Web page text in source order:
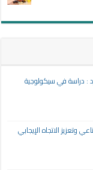
: دراسة في سيكولوجية
وتعزيز الاتجاه الإيجابي